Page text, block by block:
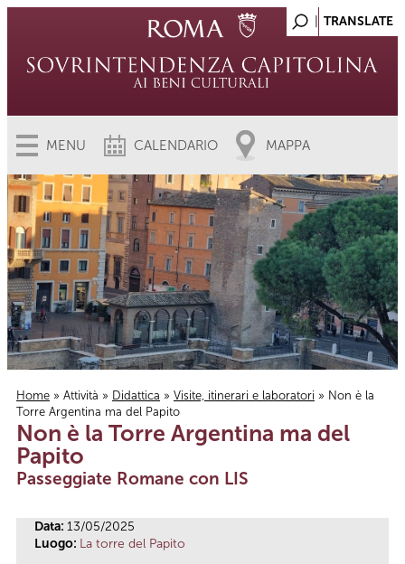
MENU CALENDARIO MAPPA
Tu sei qui
Home » Attività » Didattica » Visite, itinerari e laboratori » Non è la
Torre Argentina ma del Papito
Non è la Torre Argentina ma del
Papito
Passeggiate Romane con LIS
Data: 13/05/2025
Luogo: La torre del Papito